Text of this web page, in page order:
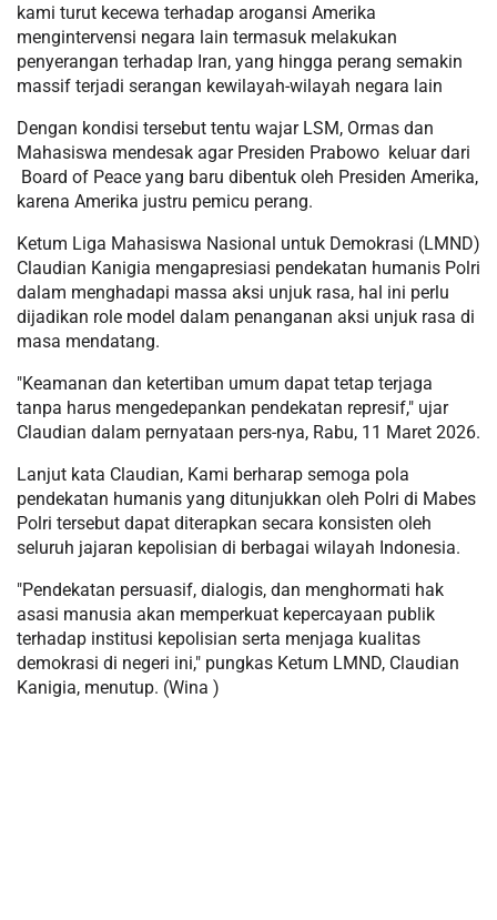
kami turut kecewa terhadap arogansi Amerika
mengintervensi negara lain termasuk melakukan
penyerangan terhadap Iran, yang hingga perang semakin
massif terjadi serangan kewilayah-wilayah negara lain
Dengan kondisi tersebut tentu wajar LSM, Ormas dan
Mahasiswa mendesak agar Presiden Prabowo keluar dari
Board of Peace yang baru dibentuk oleh Presiden Amerika,
karena Amerika justru pemicu perang.
Ketum Liga Mahasiswa Nasional untuk Demokrasi (LMND)
Claudian Kanigia mengapresiasi pendekatan humanis Polri
dalam menghadapi massa aksi unjuk rasa, hal ini perlu
dijadikan role model dalam penanganan aksi unjuk rasa di
masa mendatang.
"Keamanan dan ketertiban umum dapat tetap terjaga
tanpa harus mengedepankan pendekatan represif," ujar
Claudian dalam pernyataan pers-nya, Rabu, 11 Maret 2026.
Lanjut kata Claudian, Kami berharap semoga pola
pendekatan humanis yang ditunjukkan oleh Polri di Mabes
Polri tersebut dapat diterapkan secara konsisten oleh
seluruh jajaran kepolisian di berbagai wilayah Indonesia.
"Pendekatan persuasif, dialogis, dan menghormati hak
asasi manusia akan memperkuat kepercayaan publik
terhadap institusi kepolisian serta menjaga kualitas
demokrasi di negeri ini," pungkas Ketum LMND, Claudian
Kanigia, menutup. (Wina )